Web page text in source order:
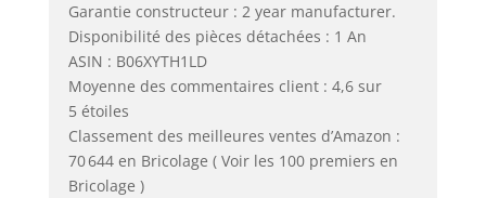
Garantie constructeur : 2 year manufacturer.
Disponibilité des pièces détachées : 1 An
ASIN : B06XYTH1LD
Moyenne des commentaires client : 4,6 sur
5 étoiles
Classement des meilleures ventes d’Amazon :
70 644 en Bricolage ( Voir les 100 premiers en
Bricolage )